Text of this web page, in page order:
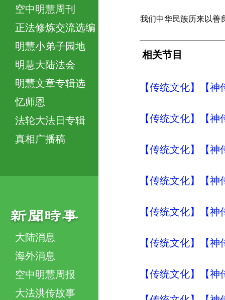
空中明慧周刊
正法修炼交流选编
明慧小弟子园地
明慧大陆法会
明慧文章专辑选
忆师恩
法轮大法日专辑
真相广播稿
大陆消息
海外消息
空中明慧周报
大法洪传故事
我们中华民族历来以善
相关节目
【传统文化】【
【传统文化】【
【传统文化】【
【传统文化】【
【传统文化】【
【传统文化】【
【传统文化】【